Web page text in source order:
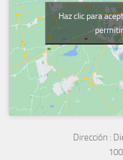
Haz clic para
Dirección :